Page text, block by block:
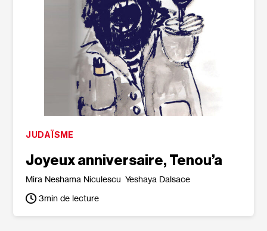
JUDAÏSME
Joyeux anniversaire, Tenou’a
Mira Neshama Niculescu Yeshaya Dalsace
3min de lecture